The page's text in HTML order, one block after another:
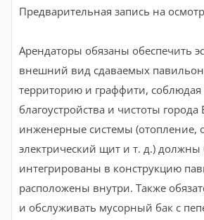
Предварительная запись на
Арендаторы обязаны обеспечить
внешний вид сдаваемых
территорию и граффити,
благоустройства и чистоты
инженерные системы (отопление,
электрический щит и т. д.) должны
интегрированы в конструкцию
расположены внутри. Также
и обслуживать мусорный бак с